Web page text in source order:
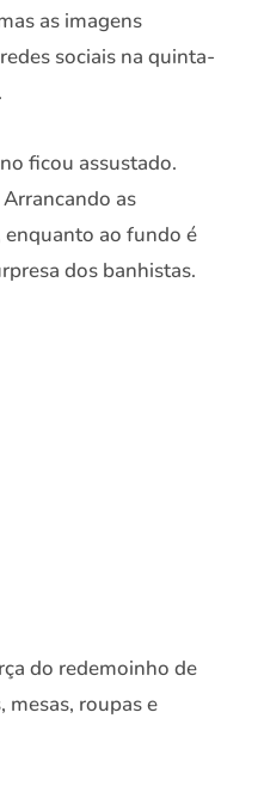
as imagens
sociais na quinta-
ficou assustado.
as
enquanto ao fundo é
dos banhistas.
do redemoinho de
mesas, roupas e